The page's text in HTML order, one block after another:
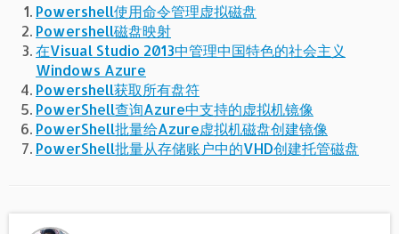
Powershell使用命令管理虚拟磁盘
Powershell磁盘映射
在Visual Studio 2013中管理中国特色的社会主义
Windows Azure
Powershell获取所有盘符
PowerShell查询Azure中支持的虚拟机镜像
PowerShell批量给Azure虚拟机磁盘创建镜像
PowerShell批量从存储账户中的VHD创建托管磁盘